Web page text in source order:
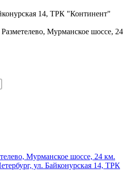
14, ТРК "Континент"
Мурманское шоссе, 24
Мурманское шоссе, 24 км.
ул. Байконурская 14, ТРК